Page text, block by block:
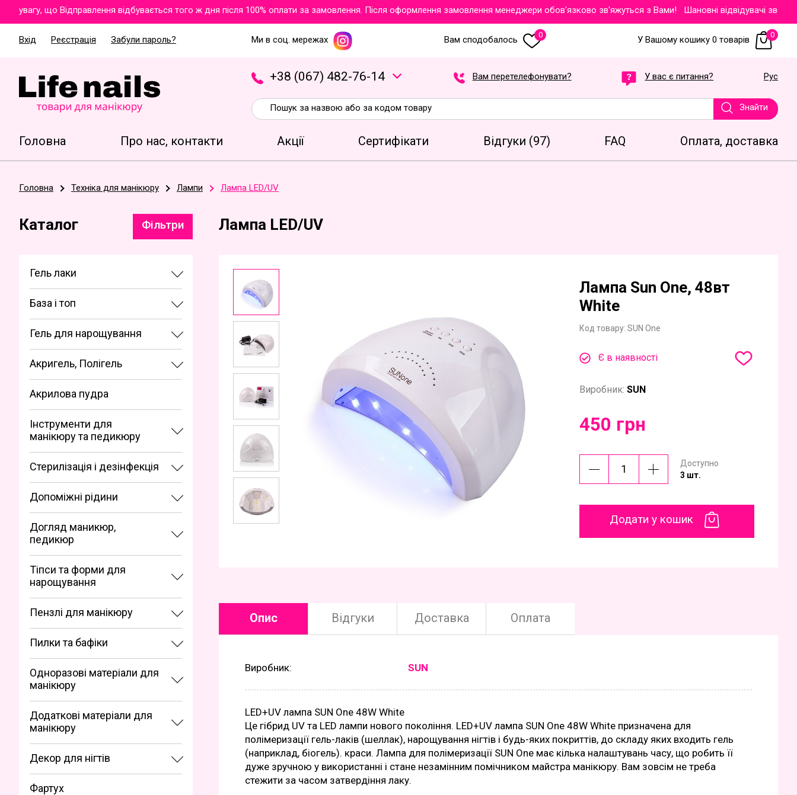
що Відправлення відбувається того ж дня після 100% оплати за замовлення. Після оформлення замовлення менеджери обов'язково зв'яжуться з Вами! Шановні відвідувачі звертаємо
Вхід Реєстрація Забули пароль? Ми в соц. мережах Вам сподобалось 0 У Вашому кошику 0 товарів 0
+38 (067) 482-76-1 4 Вам перетелефонувати? У вас є питання? Рус
Знайти
Головна Про нас, контакти Акції Сертифікати Відгуки (97) FAQ Оплата, доставка
Головна Техніка для манікюру Лампи Лампа LED/UV
Каталог Фільтри
Гель лаки
База і топ
Гель для нарощування
Акригель, Полігель
Акрилова пудра
Інструменти для
манікюру та педикюру
Стерилізація і дезінфекція
Допоміжні рідини
Догляд маникюр,
педикюр
Тіпси та форми для
нарощування
Пензлі для манікюру
Пилки та бафіки
Одноразові матеріали для
манікюру
Додаткові матеріали для
манікюру
Декор для нігтів
Фартух
Лампа LED/UV
Лампа Sun One, 48вт
White
Код товару: SUN One
Є в наявності
Виробник: SUN
450 грн
Доступно
3 шт.
Додати у кошик
Опис Відгуки Доставка Оплата
Виробник: SUN
LED+UV лампа SUN One 48W White
Це гібрид UV та LED лампи нового покоління. LED+UV лампа SUN One 48W White призначена для
полімеризації гель-лаків (шеллак), нарощування нігтів і будь-яких покриттів, до складу яких входить гель
(наприклад, біогель). краси. Лампа для полімеризації SUN One має кілька налаштувань часу, що робить її
дуже зручною у використанні і стане незамінним помічником майстра манікюру. Вам зовсім не треба
стежити за часом затвердіння лаку.